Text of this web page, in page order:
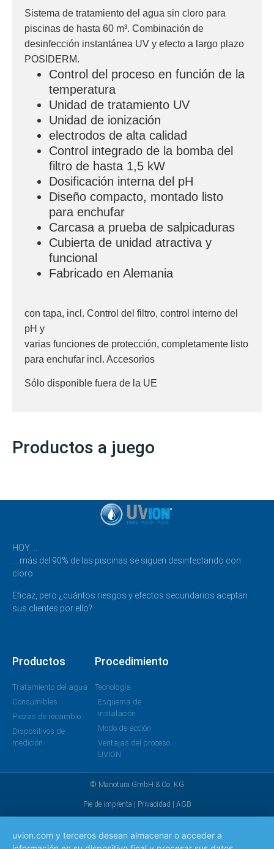
Productos a juego
Sistema de tratamiento del agua sin cloro para
piscinas de hasta 60 m³. Combinación de
desinfección instantánea UV y efecto a largo plazo
POSIDERM.
Control del proceso en función de la
temperatura
Unidad de tratamiento UV
Unidad de ionización
electrodos de alta calidad
Control integrado de la bomba del
filtro de hasta 1,5 kW
Dosificación interna del pH
Diseño compacto, montado listo
para enchufar
Carcasa a prueba de salpicaduras
Cubierta de unidad atractiva y
funcional
Fabricado en Alemania
con tapa, incl. Control del filtro, control interno del
pH y
varias funciones de protección, completamente listo
para enchufar incl. Accesorios
Sólo disponible fuera de la UE
HOY …
… más del 90% de las piscinas se siguen desinfectando con
cloro.
Eficaz, pero ¿cuántos riesgos y efectos secundarios aceptan
sus clientes por ello?
Productos
Tratamiento del agua
Consumibles
Piezas de recambio
Dispositivos de
medición
Procedimiento
Tecnología
Esquema de
instalación
Modo de acción
Ventajas del proceso
UVION
© Manotura GmbH & Co. KG
Pie de imprenta Privacidad AGB
uvion.com y terceros desean almacenar o acceder a